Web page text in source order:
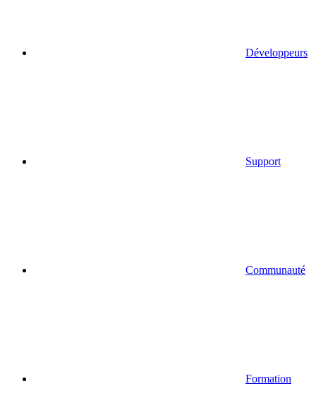
Développeurs
Support
Communauté
Formation